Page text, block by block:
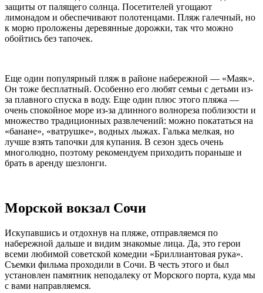
защиты от палящего солнца. Посетителей угощают
лимонадом и обеспечивают полотенцами. Пляж галечный, но
к морю проложены деревянные дорожки, так что можно
обойтись без тапочек.
Еще один популярный пляж в районе набережной — «Маяк».
Он тоже бесплатный. Особенно его любят семьи с детьми из-
за плавного спуска в воду. Еще один плюс этого пляжа —
очень спокойное море из-за длинного волнореза поблизости и
множество традиционных развлечений: можно покататься на
«банане», «ватрушке», водных лыжах. Галька мелкая, но
лучше взять тапочки для купания. В сезон здесь очень
многолюдно, поэтому рекомендуем приходить пораньше и
брать в аренду шезлонги.
Морской вокзал Сочи
Искупавшись и отдохнув на пляже, отправляемся по
набережной дальше и видим знакомые лица. Да, это герои
всеми любимой советской комедии «Бриллиантовая рука».
Съемки фильма проходили в Сочи. В честь этого и был
установлен памятник неподалеку от Морского порта, куда мы
с вами направляемся.